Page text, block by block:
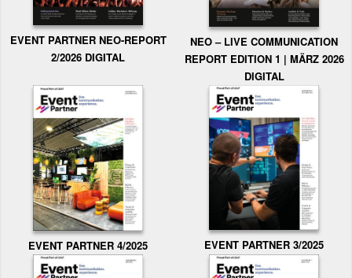
EVENT PARTNER NEO-REPORT
2/2026 DIGITAL
NEO – LIVE COMMUNICATION
REPORT EDITION 1 | MÄRZ 2026
DIGITAL
EVENT PARTNER 4/2025 EVENT PARTNER 3/2025